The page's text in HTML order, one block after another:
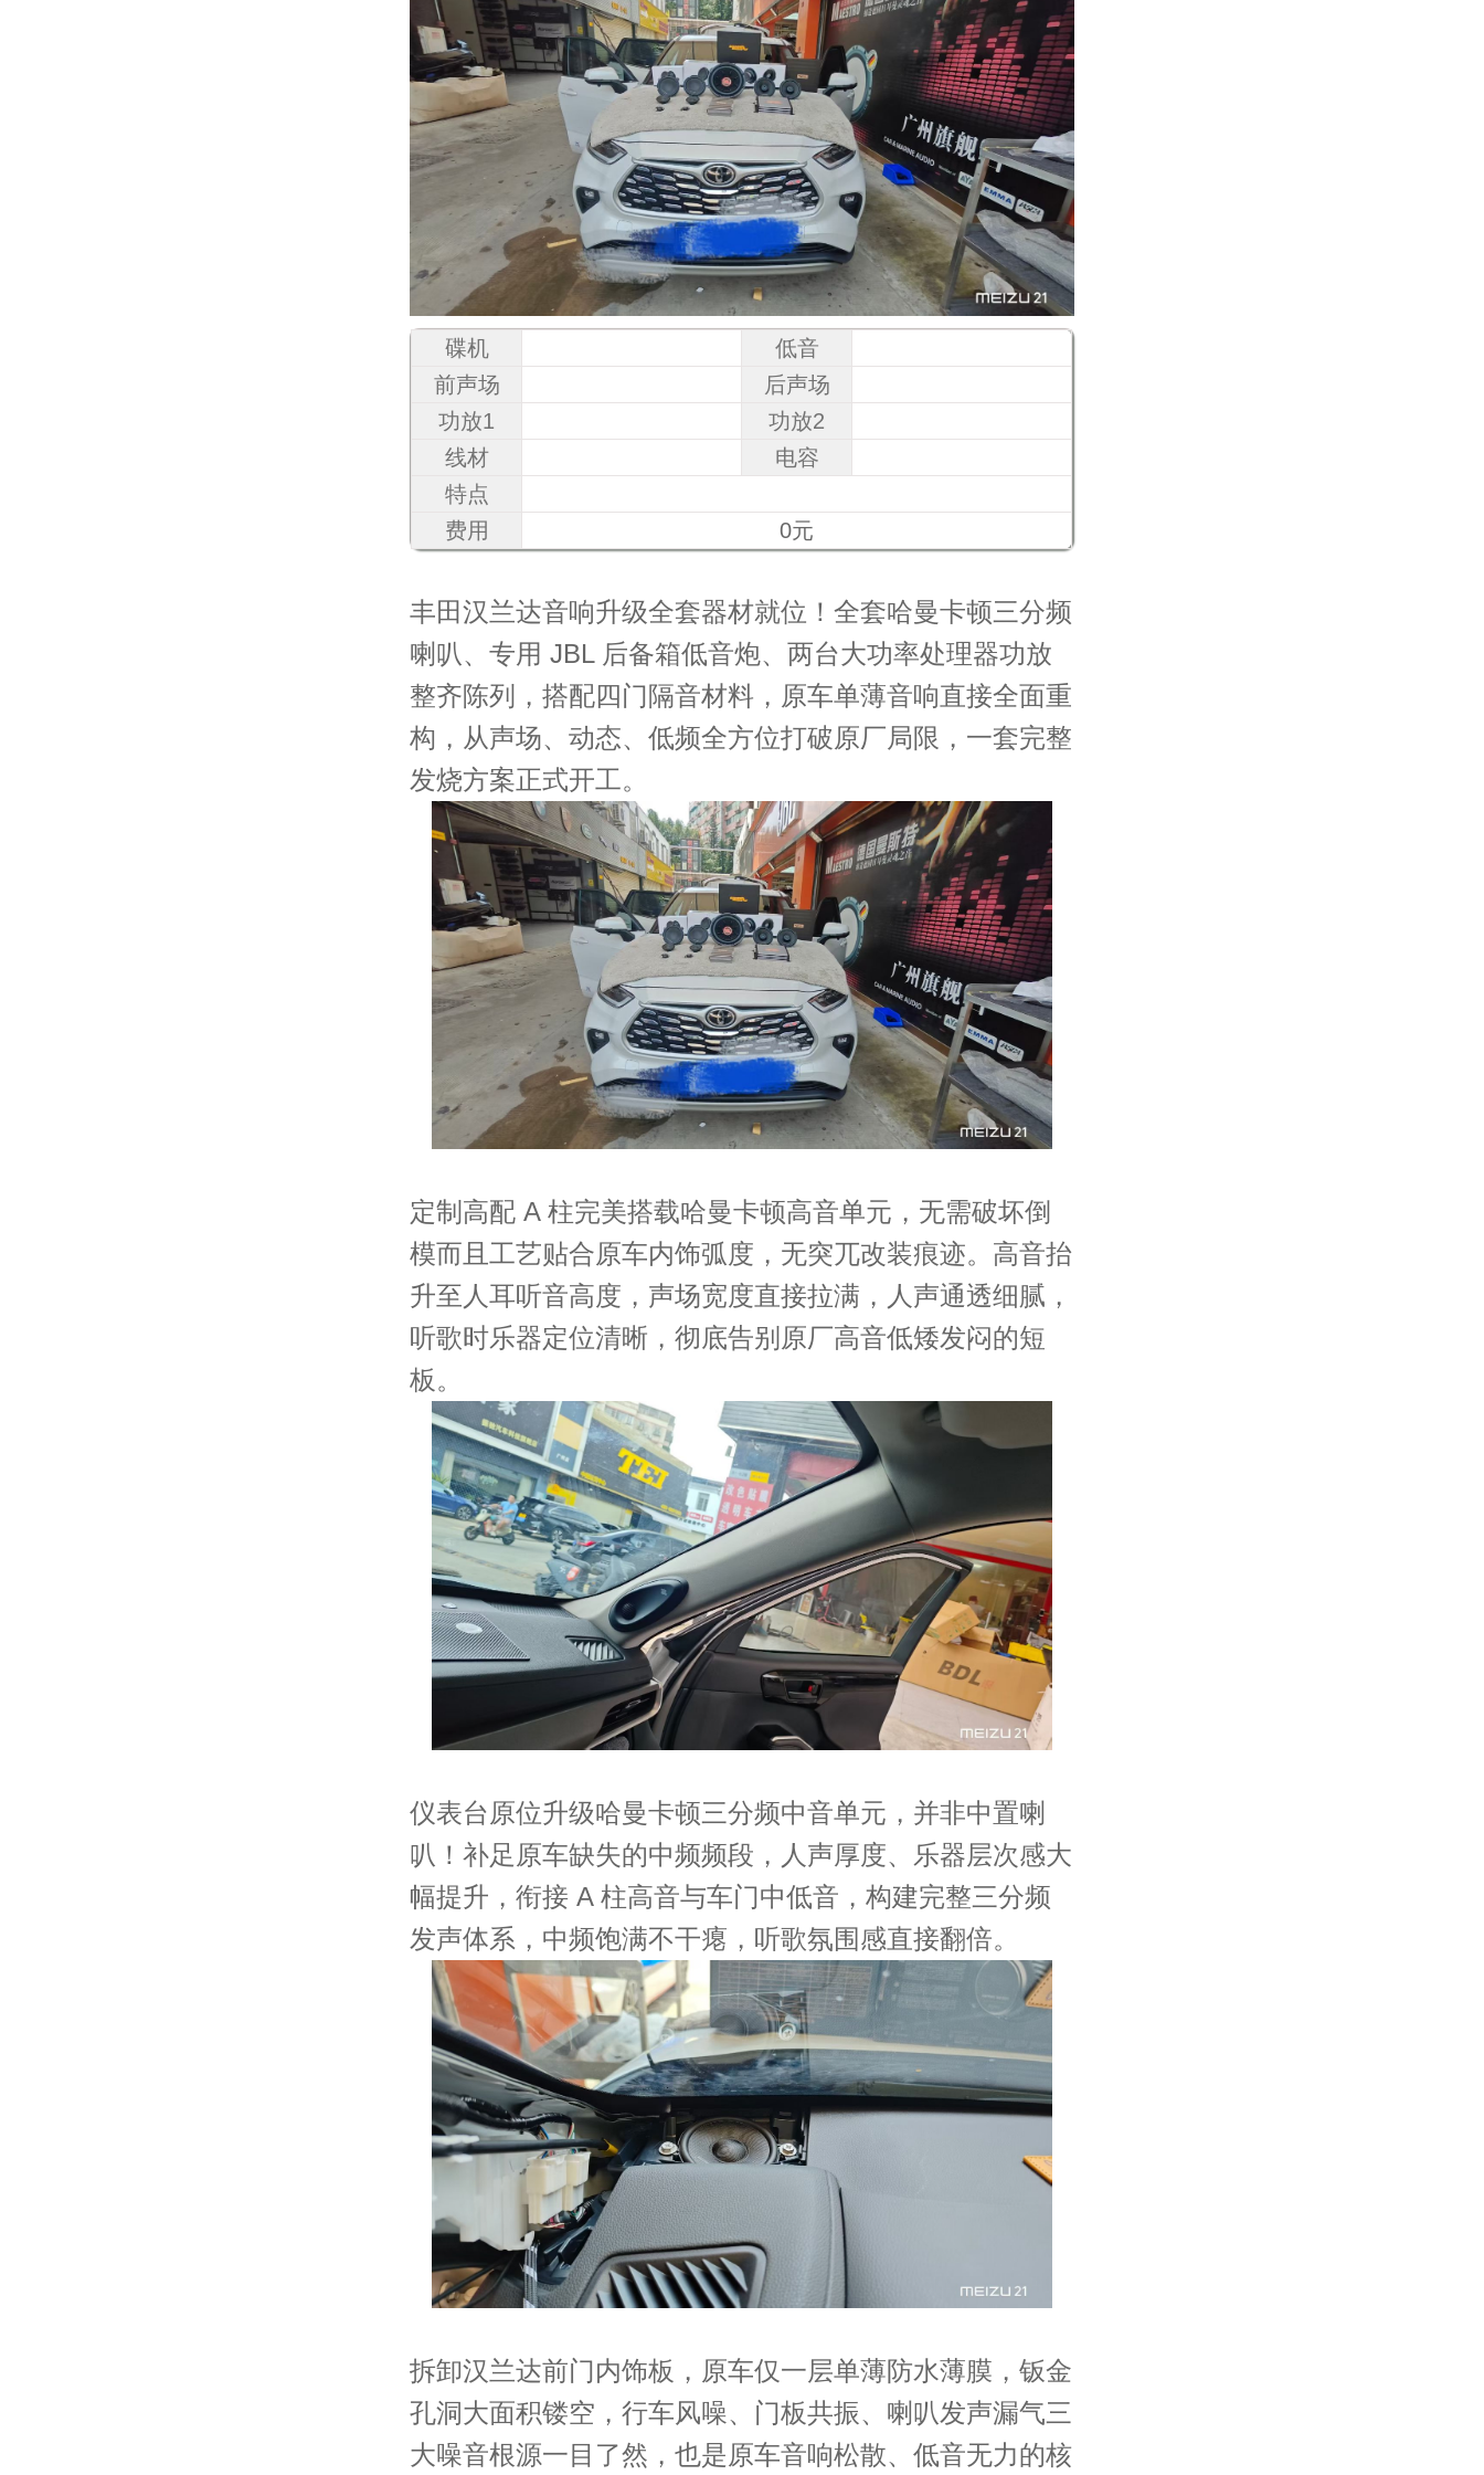
碟机
低音
前声场
后声场
功放1
功放2
线材
电容
特点
费用
0元
丰田汉兰达音响升级全套器材就位！全套哈曼卡顿三分频
喇叭、专用JBL后备箱低音炮、两台大功率处理器功放
整齐陈列，搭配四门隔音材料，原车单薄音响直接全面重
构，从声场、动态、低频全方位打破原厂局限，一套完整
发烧方案正式开工。
定制高配 A 柱完美搭载哈曼卡顿高音单元，无需破坏倒
模而且工艺贴合原车内饰弧度，无突兀改装痕迹。高音抬
升至人耳听音高度，声场宽度直接拉满，人声通透细腻，
听歌时乐器定位清晰，彻底告别原厂高音低矮发闷的短
板。
仪表台原位升级哈曼卡顿三分频中音单元，并非中置喇
叭！补足原车缺失的中频频段，人声厚度、乐器层次感大
幅提升，衔接 A 柱高音与车门中低音，构建完整三分频
发声体系，中频饱满不干瘪，听歌氛围感直接翻倍。
拆卸汉兰达前门内饰板，原车仅一层单薄防水薄膜，钣金
孔洞大面积镂空，行车风噪、门板共振、喇叭发声漏气三
大噪音根源一目了然，也是原车音响松散、低音无力的核